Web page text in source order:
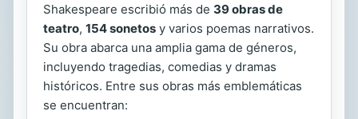
Shakespeare escribió más de 39 obras de
teatro, 154 sonetos y varios poemas narrativos.
Su obra abarca una amplia gama de géneros,
incluyendo tragedias, comedias y dramas
históricos. Entre sus obras más emblemáticas
se encuentran: